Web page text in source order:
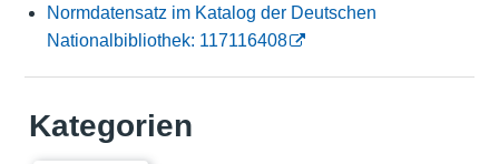
Normdatensatz im Katalog der Deutschen
Nationalbibliothek: 117116408
Kategorien